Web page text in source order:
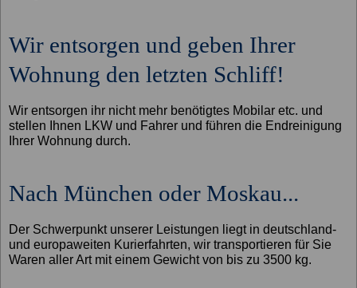
Wir entsorgen und geben Ihrer
Wohnung den letzten Schliff!
Wir entsorgen ihr nicht mehr benötigtes Mobilar etc. und
stellen Ihnen LKW und Fahrer und führen die Endreinigung
Ihrer Wohnung durch.
Nach München oder Moskau...
Der Schwerpunkt unserer Leistungen liegt in deutschland-
und europaweiten Kurierfahrten, wir transportieren für Sie
Waren aller Art mit einem Gewicht von bis zu 3500 kg.